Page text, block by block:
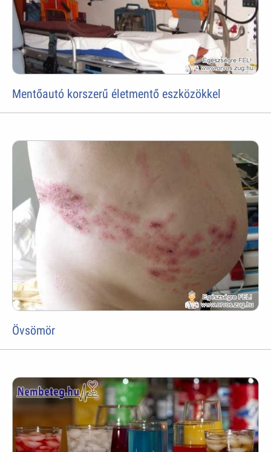
Mentőautó korszerű életmentő eszközökkel
Övsömör